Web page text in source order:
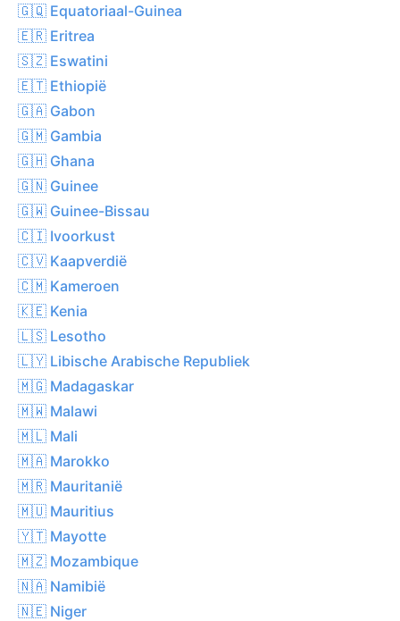
🇬🇶 Equatoriaal-Guinea
🇪🇷 Eritrea
🇸🇿 Eswatini
🇪🇹 Ethiopië
🇬🇦 Gabon
🇬🇲 Gambia
🇬🇭 Ghana
🇬🇳 Guinee
🇬🇼 Guinee-Bissau
🇨🇮 Ivoorkust
🇨🇻 Kaapverdië
🇨🇲 Kameroen
🇰🇪 Kenia
🇱🇸 Lesotho
🇱🇾 Libische Arabische Republiek
🇲🇬 Madagaskar
🇲🇼 Malawi
🇲🇱 Mali
🇲🇦 Marokko
🇲🇷 Mauritanië
🇲🇺 Mauritius
🇾🇹 Mayotte
🇲🇿 Mozambique
🇳🇦 Namibië
🇳🇪 Niger